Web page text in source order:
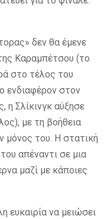
δεν θα έμενε
Καραμπέτσου (το
στο τέλος του
ενδιαφέρον στον
Σλίκινγκ αύξησε
με τη βοήθεια
μόνος του. Η στατική
απέναντι σε μια
μαζί με κάποιες
ευκαιρία να μειώσει